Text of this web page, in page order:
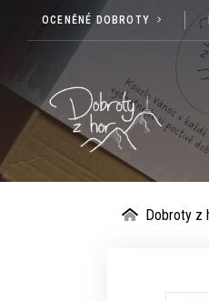
OCENĚNÉ DOBROTY
Dobroty z